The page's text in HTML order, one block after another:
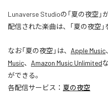
Lunaverse Studioの「夏の夜空
配信された楽曲は、「夏の夜空」
なお「夏の夜空 」は、 Apple Music、
Music、 Amazon Music Unlimited
ができる。
各配信サービス： 夏の夜空